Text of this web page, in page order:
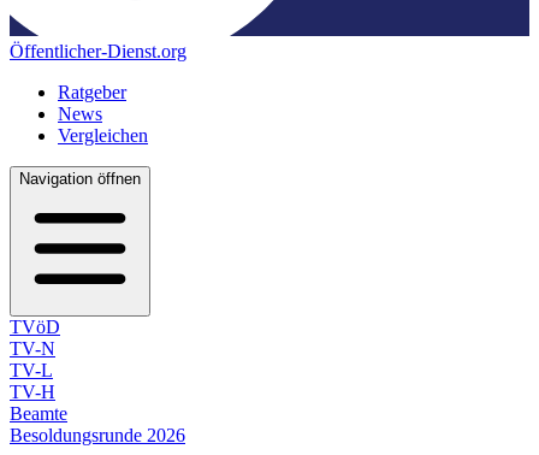
Öffentlicher-Dienst.org
Ratgeber
News
Vergleichen
Navigation öffnen
TVöD
TV-N
TV-L
TV-H
Beamte
Besoldungsrunde 2026